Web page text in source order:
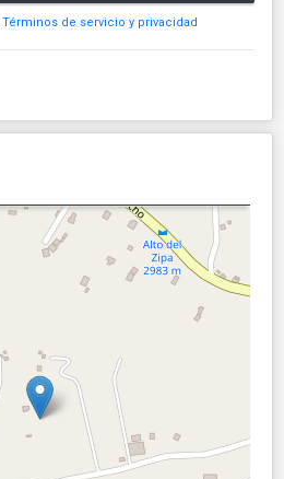
Términos de servicio y privacidad